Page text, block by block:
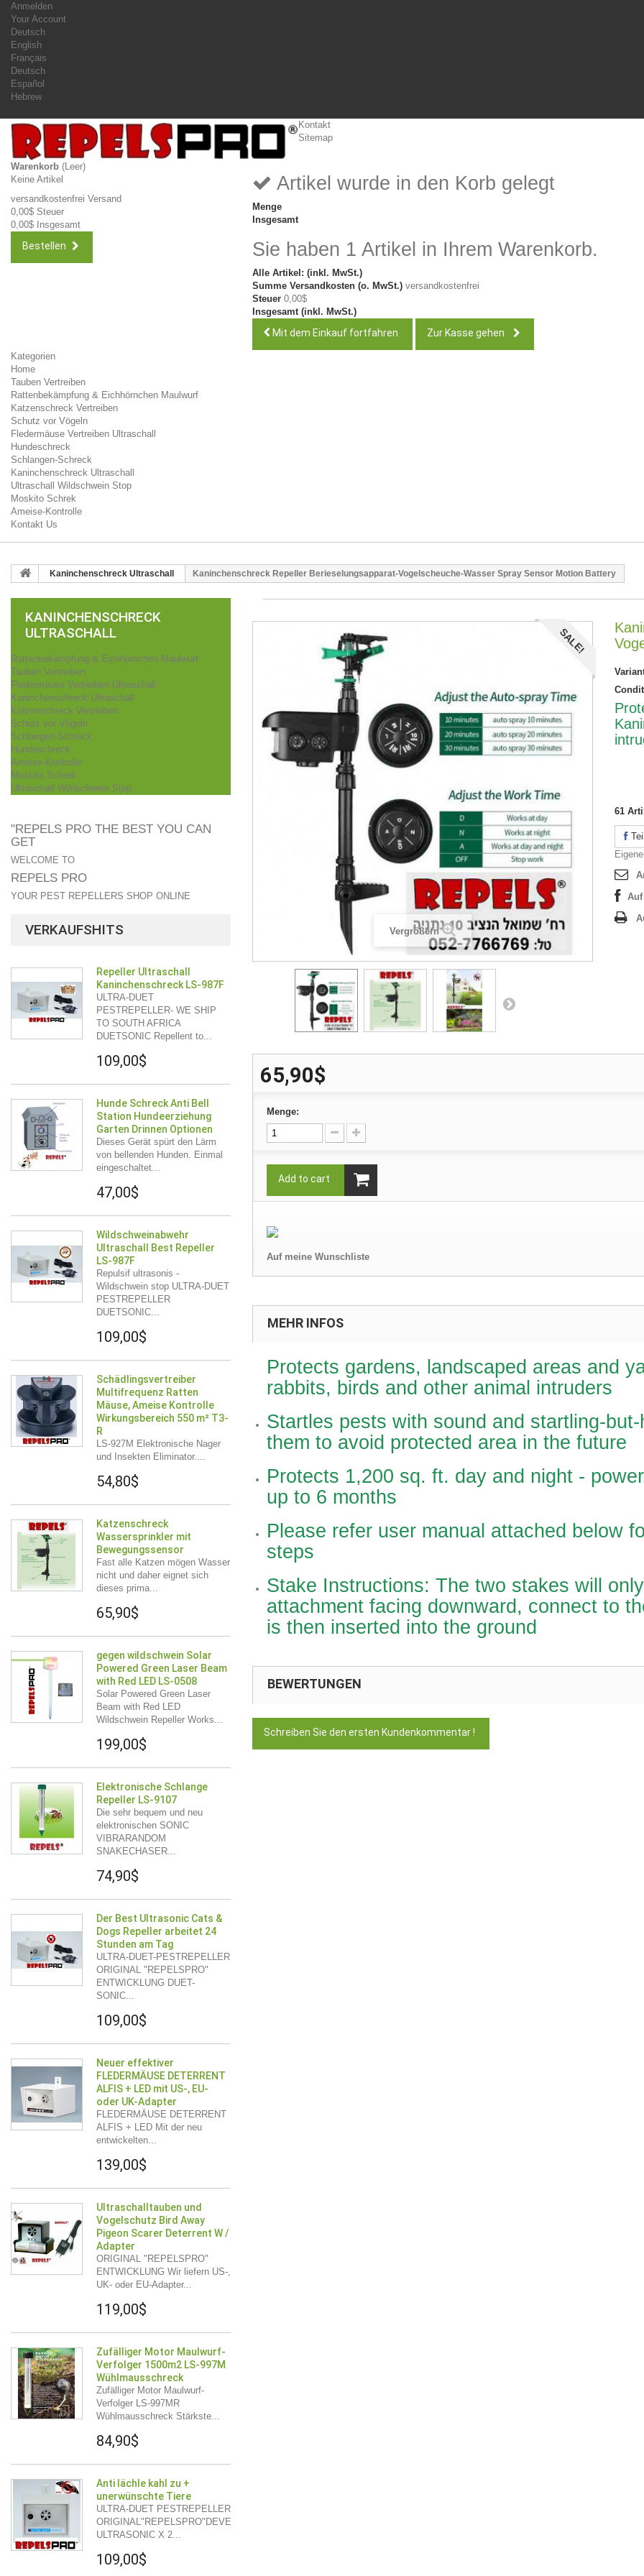
Anmelden
Your Account
Deutsch
English
Français
Deutsch
Español
Hebrew
Kontakt
Sitemap
Warenkorb (Leer)
Keine Artikel
versandkostenfrei Versand
0,00$ Steuer
0,00$ Insgesamt
Bestellen
Artikel wurde in den Korb gelegt
Menge
Insgesamt
Sie haben 1 Artikel in Ihrem Warenkorb.
Alle Artikel: (inkl. MwSt.)
Summe Versandkosten (o. MwSt.) versandkostenfrei
Steuer 0,00$
Insgesamt (inkl. MwSt.)
Mit dem Einkauf fortfahren Zur Kasse gehen
Kategorien
Home
Tauben Vertreiben
Rattenbekämpfung & Eichhörnchen Maulwurf
Katzenschreck Vertreiben
Schutz vor Vögeln
Fledermäuse Vertreiben Ultraschall
Hundeschreck
Schlangen-Schreck
Kaninchenschreck Ultraschall
Ultraschall Wildschwein Stop
Moskito Schrek
Ameise-Kontrolle
Kontakt Us
Kaninchenschreck Ultraschall Kaninchenschreck Repeller Berieselungsapparat-Vogelscheuche-Wasser Spray Sensor Motion Battery
KANINCHENSCHRECK
ULTRASCHALL
Rattenbekämpfung & Eichhörnchen Maulwurf
Tauben Vertreiben
Fledermäuse Vertreiben Ultraschall
Kaninchenschreck Ultraschall
Katzenschreck Vertreiben
Schutz vor Vögeln
Schlangen-Schreck
Hundeschreck
Ameise-Kontrolle
Moskito Schrek
Ultraschall Wildschwein Stop
"REPELS PRO THE BEST YOU CAN
GET
WELCOME TO
REPELS PRO
YOUR PEST REPELLERS SHOP ONLINE
VERKAUFSHITS
Repeller Ultraschall
Kaninchenschreck LS-987F
ULTRA-DUET
PESTREPELLER- WE SHIP
TO SOUTH AFRICA
DUETSONIC Repellent to...
109,00$
Hunde Schreck Anti Bell
Station Hundeerziehung
Garten Drinnen Optionen
Dieses Gerät spürt den Lärm
von bellenden Hunden. Einmal
eingeschaltet...
47,00$
Wildschweinabwehr
Ultraschall Best Repeller
LS-987F
Repulsif ultrasonis -
Wildschwein stop ULTRA-DUET
PESTREPELLER
DUETSONIC...
109,00$
Schädlingsvertreiber
Multifrequenz Ratten
Mäuse, Ameise Kontrolle
Wirkungsbereich 550 m² T3-
R
LS-927M Elektronische Nager
und Insekten Eliminator....
54,80$
Katzenschreck
Wassersprinkler mit
Bewegungssensor
Fast alle Katzen mögen Wasser
nicht und daher eignet sich
dieses prima...
65,90$
gegen wildschwein Solar
Powered Green Laser Beam
with Red LED LS-0508
Solar Powered Green Laser
Beam with Red LED
Wildschwein Repeller Works...
199,00$
Elektronische Schlange
Repeller LS-9107
Die sehr bequem und neu
elektronischen SONIC
VIBRARANDOM
SNAKECHASER...
74,90$
Der Best Ultrasonic Cats &
Dogs Repeller arbeitet 24
Stunden am Tag
ULTRA-DUET-PESTREPELLER
ORIGINAL "REPELSPRO"
ENTWICKLUNG DUET-
SONIC...
109,00$
Neuer effektiver
FLEDERMÄUSE DETERRENT
ALFIS + LED mit US-, EU-
oder UK-Adapter
FLEDERMÄUSE DETERRENT
ALFIS + LED Mit der neu
entwickelten...
139,00$
Ultraschalltauben und
Vogelschutz Bird Away
Pigeon Scarer Deterrent W /
Adapter
ORIGINAL "REPELSPRO"
ENTWICKLUNG Wir liefern US-,
UK- oder EU-Adapter...
119,00$
Zufälliger Motor Maulwurf-
Verfolger 1500m2 LS-997M
Wühlmausschreck
Zufälliger Motor Maulwurf-
Verfolger LS-997MR
Wühlmausschreck Stärkste...
84,90$
Anti lächle kahl zu +
unerwünschte Tiere
ULTRA-DUET PESTREPELLER
ORIGINAL"REPELSPRO"DEVELOPMENT
ULTRASONIC X 2...
109,00$
SALE!
Vergrößern
61
65,90$
Menge:
Add to cart
Auf meine Wunschliste
MEHR INFOS
Protects gardens, landscaped areas and
rabbits, birds and other animal intruders
Startles pests with sound and startling-
them to avoid protected area in the future
Protects 1,200 sq. ft. day and night -
up to 6 months
Please refer user manual attached below
steps
Stake Instructions: The two stakes will
attachment facing downward, connect to
is then inserted into the ground
BEWERTUNGEN
Schreiben Sie den ersten Kundenkommentar !